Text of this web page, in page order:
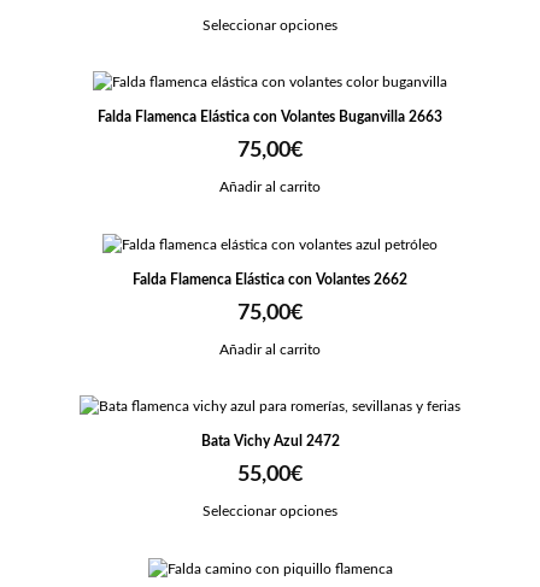
Seleccionar opciones
Falda Flamenca Elástica con Volantes Buganvilla 2663
75,00€
Añadir al carrito
Falda Flamenca Elástica con Volantes 2662
75,00€
Añadir al carrito
Bata Vichy Azul 2472
55,00€
Seleccionar opciones